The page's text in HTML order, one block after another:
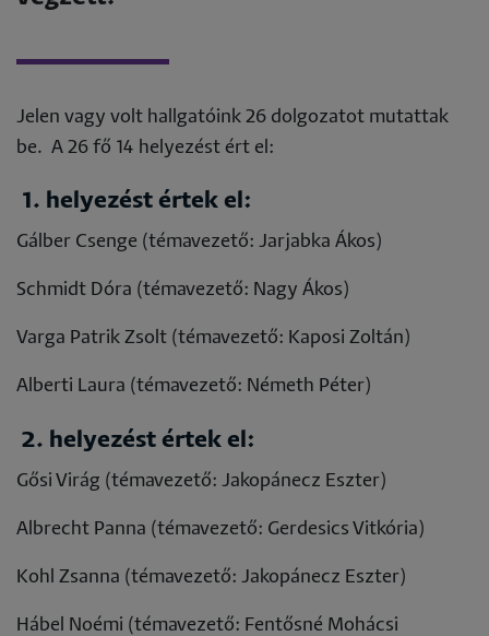
Jelen vagy volt hallgatóink 26 dolgozatot mutattak
be. A 26 fő 14 helyezést ért el:
1. helyezést értek el:
Gálber Csenge (témavezető: Jarjabka Ákos)
Schmidt Dóra (témavezető: Nagy Ákos)
Varga Patrik Zsolt (témavezető: Kaposi Zoltán)
Alberti Laura (témavezető: Németh Péter)
2. helyezést értek el:
Gősi Virág (témavezető: Jakopánecz Eszter)
Albrecht Panna (témavezető: Gerdesics Vitkória)
Kohl Zsanna (témavezető: Jakopánecz Eszter)
Hábel Noémi (témavezető: Fentősné Mohácsi